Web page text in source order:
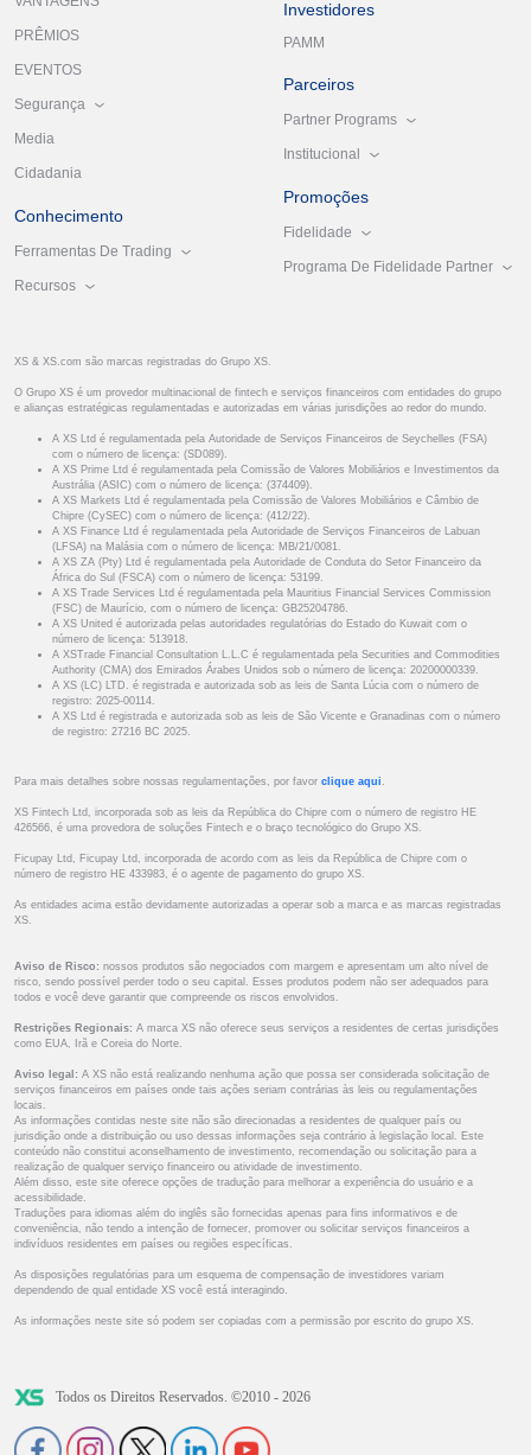
PRÊMIOS
EVENTOS
Segurança
Media
Cidadania
Conhecimento
Ferramentas De Trading
Recursos
Investidores
PAMM
Parceiros
Partner Programs
Institucional
Promoções
Fidelidade
Programa De Fidelidade Partner
XS & XS.com são marcas registradas do Grupo XS.
O Grupo XS é um provedor multinacional de fintech e serviços financeiros com entidades do grupo
e alianças estratégicas regulamentadas e autorizadas em várias jurisdições ao redor do mundo.
A XS Ltd é regulamentada pela Autoridade de Serviços Financeiros de Seychelles (FSA)
com o número de licença: (SD089).
A XS Prime Ltd é regulamentada pela Comissão de Valores Mobiliários e Investimentos da
Austrália (ASIC) com o número de licença: (374409).
A XS Markets Ltd é regulamentada pela Comissão de Valores Mobiliários e Câmbio de
Chipre (CySEC) com o número de licença: (412/22).
A XS Finance Ltd é regulamentada pela Autoridade de Serviços Financeiros de Labuan
(LFSA) na Malásia com o número de licença: MB/21/0081.
A XS ZA (Pty) Ltd é regulamentada pela Autoridade de Conduta do Setor Financeiro da
África do Sul (FSCA) com o número de licença: 53199.
A XS Trade Services Ltd é regulamentada pela Mauritius Financial Services Commission
(FSC) de Maurício, com o número de licença: GB25204786.
A XS United é autorizada pelas autoridades regulatórias do Estado do Kuwait com o
número de licença: 513918.
A XSTrade Financial Consultation L.L.C é regulamentada pela Securities and Commodities
Authority (CMA) dos Emirados Árabes Unidos sob o número de licença: 20200000339.
A XS (LC) LTD. é registrada e autorizada sob as leis de Santa Lúcia com o número de
registro: 2025-00114.
A XS Ltd é registrada e autorizada sob as leis de São Vicente e Granadinas com o número
de registro: 27216 BC 2025.
Para mais detalhes sobre nossas regulamentações, por favor clique aqui .
XS Fintech Ltd, incorporada sob as leis da República do Chipre com o número de registro HE
426566, é uma provedora de soluções Fintech e o braço tecnológico do Grupo XS.
Ficupay Ltd, Ficupay Ltd, incorporada de acordo com as leis da República de Chipre com o
número de registro HE 433983, é o agente de pagamento do grupo XS.
As entidades acima estão devidamente autorizadas a operar sob a marca e as marcas registradas
XS.
Aviso de Risco: nossos produtos são negociados com margem e apresentam um alto nível de
risco, sendo possível perder todo o seu capital. Esses produtos podem não ser adequados para
todos e você deve garantir que compreende os riscos envolvidos.
Restrições Regionais: A marca XS não oferece seus serviços a residentes de certas jurisdições
como EUA, Irã e Coreia do Norte.
Aviso legal: A XS não está realizando nenhuma ação que possa ser considerada solicitação de
serviços financeiros em países onde tais ações seriam contrárias às leis ou regulamentações
locais.
As informações contidas neste site não são direcionadas a residentes de qualquer país ou
jurisdição onde a distribuição ou uso dessas informações seja contrário à legislação local. Este
conteúdo não constitui aconselhamento de investimento, recomendação ou solicitação para a
realização de qualquer serviço financeiro ou atividade de investimento.
Além disso, este site oferece opções de tradução para melhorar a experiência do usuário e a
acessibilidade.
Traduções para idiomas além do inglês são fornecidas apenas para fins informativos e de
conveniência, não tendo a intenção de fornecer, promover ou solicitar serviços financeiros a
indivíduos residentes em países ou regiões específicas.
As disposições regulatórias para um esquema de compensação de investidores variam
dependendo de qual entidade XS você está interagindo.
As informações neste site só podem ser copiadas com a permissão por escrito do grupo XS.
Todos os Direitos Reservados. ©2010 - 2026